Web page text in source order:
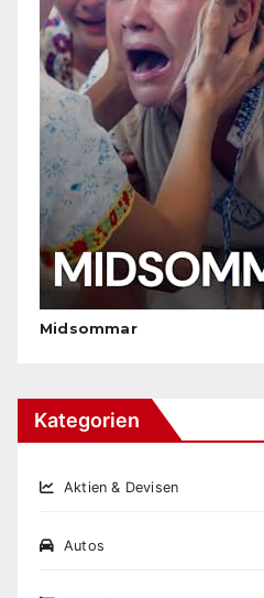
Midsommar
Kategorien
Aktien & Devisen
Autos